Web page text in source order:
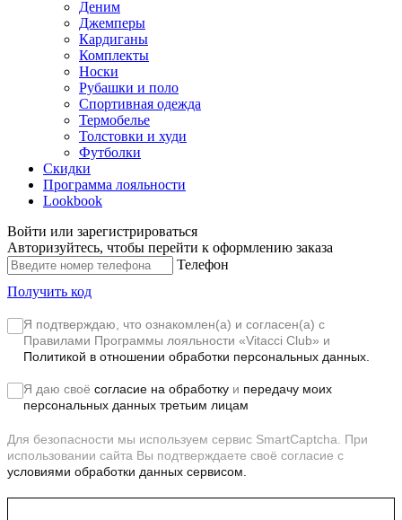
Деним
Джемперы
Кардиганы
Комплекты
Носки
Рубашки и поло
Спортивная одежда
Термобелье
Толстовки и худи
Футболки
Скидки
Программа лояльности
Lookbook
Войти или зарегистрироваться
Авторизуйтесь, чтобы перейти к оформлению заказа
Телефон
Получить код
Я подтверждаю, что ознакомлен(а) и согласен(а) с
Правилами Программы лояльности «Vitacci Club» и
Политикой в отношении обработки персональных данных.
Я даю своё согласие на обработку и передачу моих
персональных данных третьим лицам
Для безопасности мы используем сервис SmartCaptcha. При
использовании сайта Вы подтверждаете своё согласие с
условиями обработки данных сервисом.